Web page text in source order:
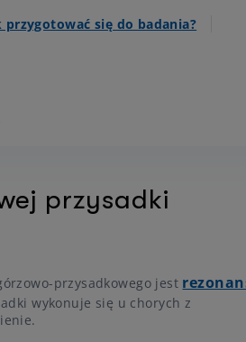
przygotować się do badania?
przysadki
przysadkowego jest
wykonuje się u chorych z